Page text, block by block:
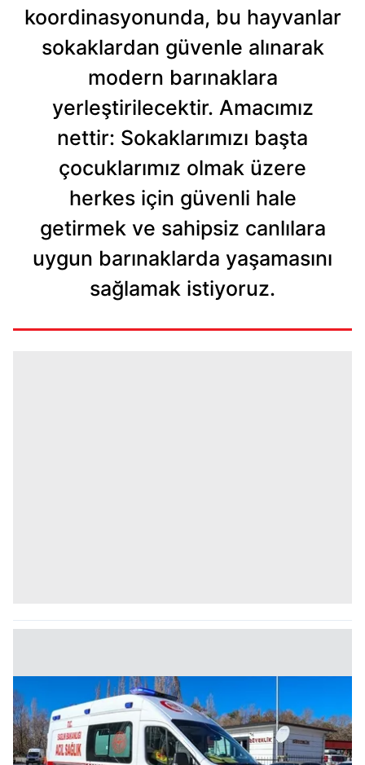
koordinasyonunda, bu hayvanlar
sokaklardan güvenle alınarak
modern barınaklara
yerleştirilecektir. Amacımız
nettir: Sokaklarımızı başta
çocuklarımız olmak üzere
herkes için güvenli hale
getirmek ve sahipsiz canlılara
uygun barınaklarda yaşamasını
sağlamak istiyoruz.